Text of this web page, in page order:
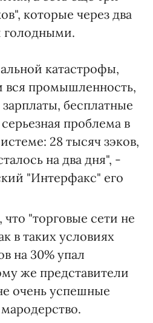
которые через два
голодными.
катастрофы,
вся промышленность,
бесплатные
проблема в
28 тысяч зэков,
на два дня", -
"Интерфакс" его
"торговые сети не
в таких условиях
на 30% упал
же представители
очень успешные